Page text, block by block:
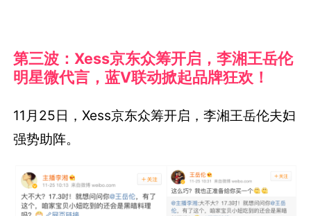
第三波：Xess京东众筹开启，李湘王岳伦
明星微代言，蓝V联动掀起品牌狂欢！
11月25日，Xess京东众筹开启，李湘王岳伦夫妇
强势助阵。